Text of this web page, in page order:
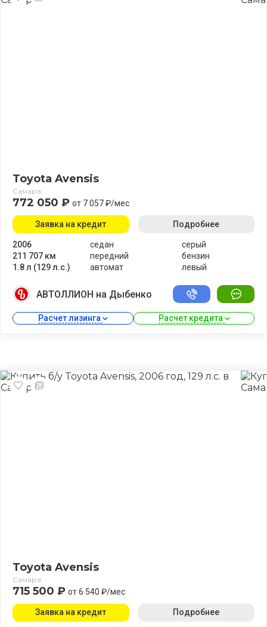
Toyota Avensis
Самара
772 050 ₽ от 7 057 ₽/мес
2006
211 707 км
1.8 л (129 л.с.)
седан
передний
автомат
серый
бензин
левый
Заявка на кредит Подробнее
АВТОЛЛИОН на Дыбенко
Расчет лизинга Расчет кредита
Toyota Avensis
Самара
715 500 ₽ от 6 540 ₽/мес
Заявка на кредит Подробнее